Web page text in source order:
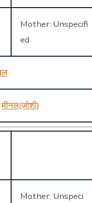
Mother: Unspecifi
ed
मीनल(जोशी)
Mother: Unspeci